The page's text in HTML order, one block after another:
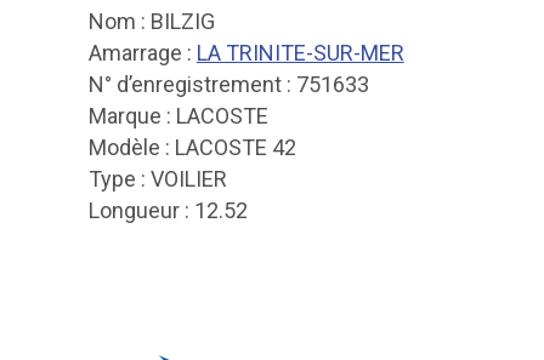
Nom : BILZIG
Amarrage : LA TRINITE-SUR-MER
N° d’enregistrement : 751633
Marque : LACOSTE
Modèle : LACOSTE 42
Type : VOILIER
Longueur : 12.52